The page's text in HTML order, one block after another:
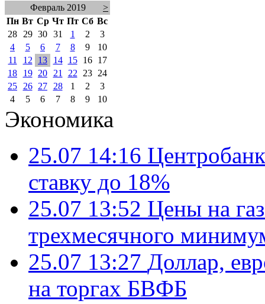
Февраль 2019
>
Пн Вт Ср Чт Пт Сб Вс
28
29 30 31 1 2
3
4
5 6 7 8 9
10
11
12 13 14 15 16
17
18
19 20 21 22 23
24
25
26 27 28 1 2
3
4
5 6 7 8 9 10
Экономика
25.07 14:16
ставку до 18%
25.07 13:52 Цены на
трехмесячного
25.07 13:27 Доллар,
на торгах БВФБ